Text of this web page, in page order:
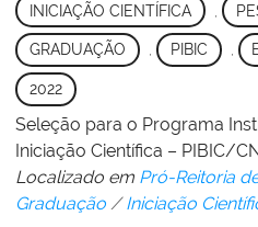
INICIAÇÃO CIENTÍFICA
GRADUAÇÃO , PIBIC ,
2022
Seleção para o Programa
Iniciação Científica – PIBIC/
Localizado em Pró-Reitoria
Graduação /Iniciação